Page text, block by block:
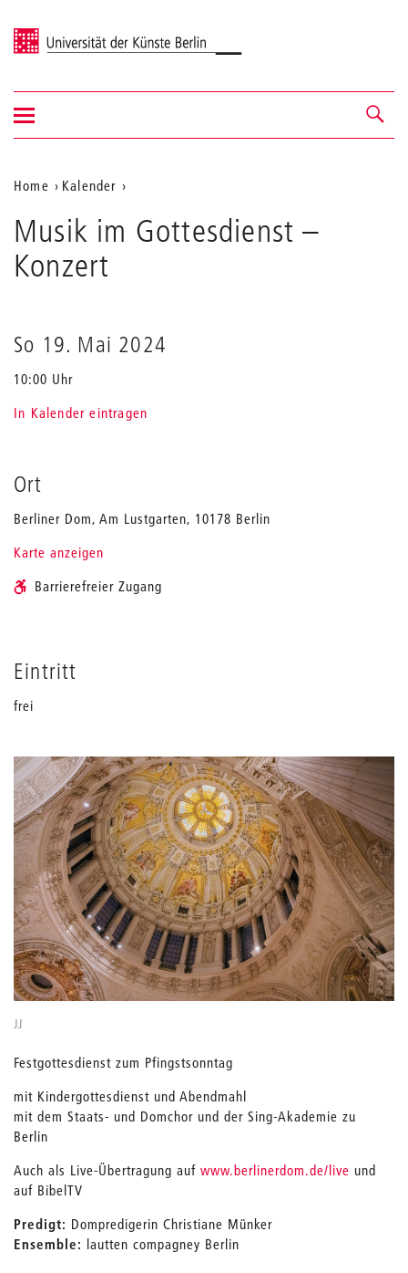
Universität der Künste Berlin
Navigation &
Suche
Navigation
ein-/ausblenden
Aktuelle
Position
auf
der
Home
Kalender
im
Gottesdienst
Musik im Gottesdienst –
Konzert
So 19. Mai 2024
10:00 Uhr
In Kalender eintragen
Ort
Berliner Dom, Am Lustgarten, 10178 Berlin
Karte anzeigen
Barrierefreier Zugang
Eintritt
frei
JJ
Festgottesdienst zum Pfingstsonntag
mit Kindergottesdienst und Abendmahl
mit dem Staats- und Domchor und der Sing-Akademie zu
Berlin
Auch als Live-Übertragung auf www.berlinerdom.de/live und
auf BibelTV
Predigt: Dompredigerin Christiane Münker
Ensemble: lautten compagney Berlin